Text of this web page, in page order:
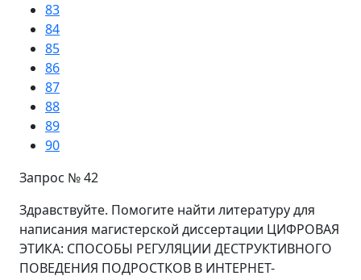
83
84
85
86
87
88
89
90
Запрос №42
Здравствуйте. Помогите найти литературу для
написания магистерской диссертации ЦИФРОВАЯ
ЭТИКА: СПОСОБЫ РЕГУЛЯЦИИ ДЕСТРУКТИВНОГО
ПОВЕДЕНИЯ ПОДРОСТКОВ В ИНТЕРНЕТ-